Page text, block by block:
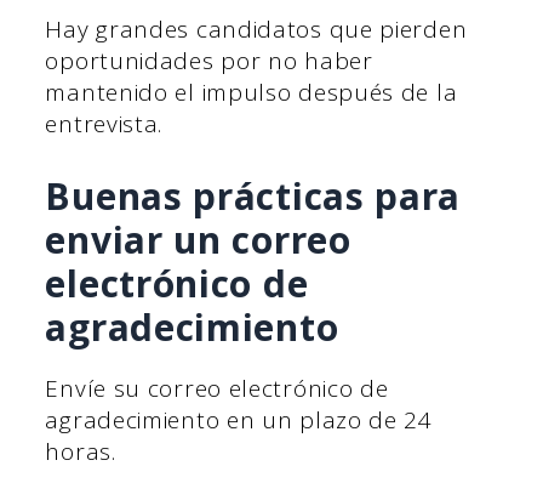
Hay grandes candidatos que pierden
oportunidades por no haber
mantenido el impulso después de la
entrevista.
Buenas prácticas para
enviar un correo
electrónico de
agradecimiento
Envíe su correo electrónico de
agradecimiento en un plazo de 24
horas.